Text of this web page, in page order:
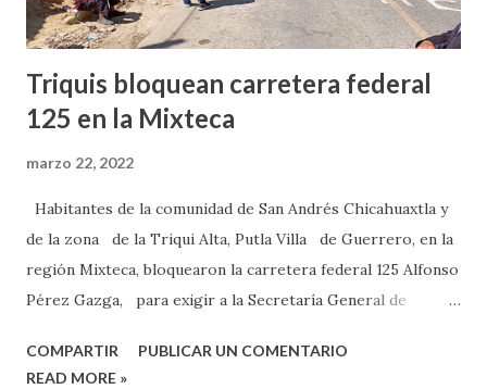
Triquis bloquean carretera federal
125 en la Mixteca
marzo 22, 2022
Habitantes de la comunidad de San Andrés Chicahuaxtla y
de la zona de la Triqui Alta, Putla Villa de Guerrero, en la
región Mixteca, bloquearon la carretera federal 125 Alfonso
Pérez Gazga, para exigir a la Secretaría General de
los ramos 28 y 33 a sus comunidades. Los habitantes de
COMPARTIR
PUBLICAR UN COMENTARIO
READ MORE »